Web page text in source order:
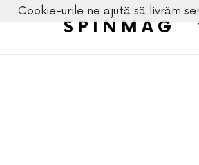
SPINMAG
Cookie-urile ne ajută să livrăm